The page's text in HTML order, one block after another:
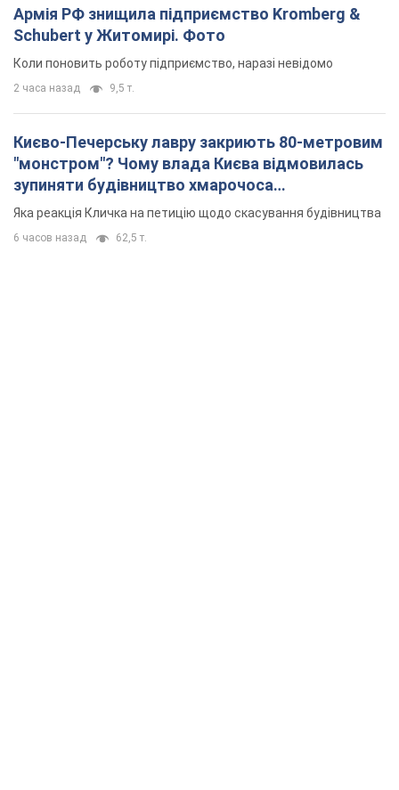
Армія РФ знищила підприємство Kromberg &
Schubert у Житомирі. Фото
Коли поновить роботу підприємство, наразі невідомо
2 часа назад 9,5 т.
Києво-Печерську лавру закриють 80-метровим
"монстром"? Чому влада Києва відмовилась
зупиняти будівництво хмарочоса
"московського вірянина"
Яка реакція Кличка на петицію щодо скасування будівництва
6 часов назад 62,5 т.